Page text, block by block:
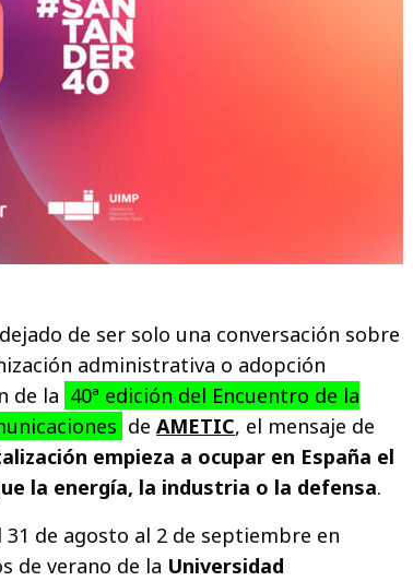
de ser solo una conversación sobre
administrativa o adopción
de la 40ª edición del Encuentro de la
deAMETIC, el mensaje de
empieza a ocupar en España el
la energía, la industria o la defensa.
de agosto al 2 de septiembre en
de verano de la Universidad